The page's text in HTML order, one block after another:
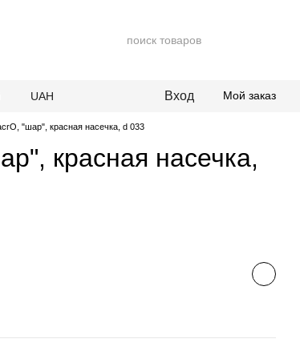
UAH Вход Мой заказ
"шар", красная насечка, d 033
красная насечка,